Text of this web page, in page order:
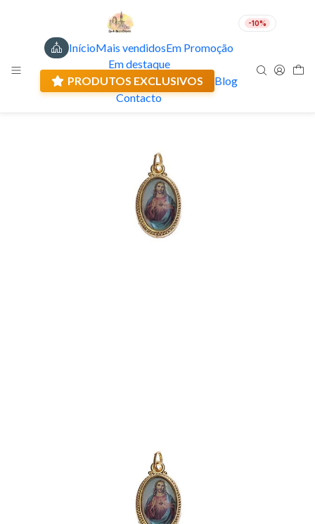
-10%
InícioMais vendidosEm Promoção
Em destaque
PRODUTOS EXCLUSIVOS
Blog
Contacto
EUR